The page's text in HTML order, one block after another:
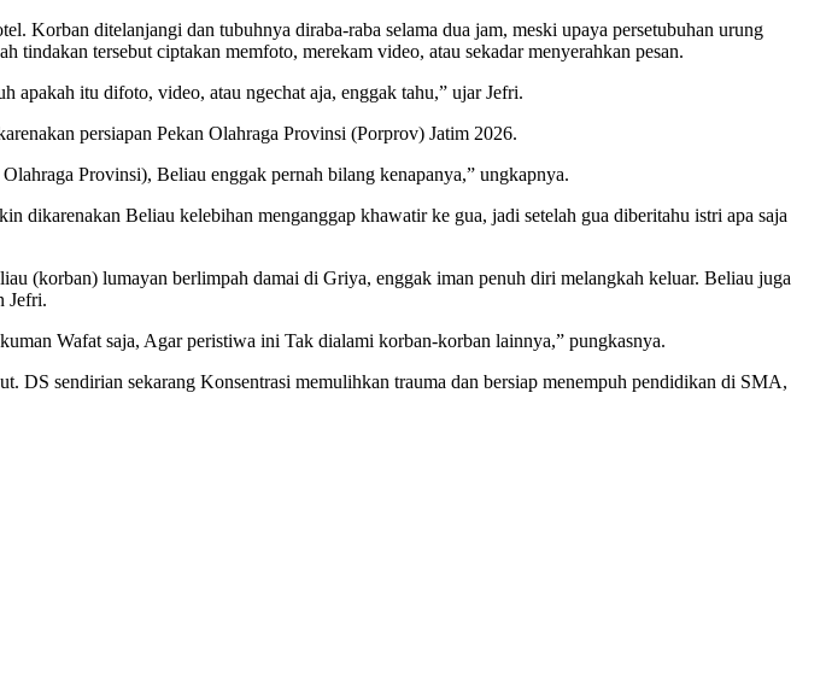
Korban ditelanjangi dan tubuhnya diraba-raba selama dua jam, meski upaya persetubuhan urung
tersebut ciptakan memfoto, merekam video, atau sekadar menyerahkan pesan.
apakah itu difoto, video, atau ngechat aja, enggak tahu,” ujar Jefri.
persiapan Pekan Olahraga Provinsi (Porprov) Jatim 2026.
Provinsi), Beliau enggak pernah bilang kenapanya,” ungkapnya.
dikarenakan Beliau kelebihan menganggap khawatir ke gua, jadi setelah gua diberitahu istri apa saja
(korban) lumayan berlimpah damai di Griya, enggak iman penuh diri melangkah keluar. Beliau juga
Jefri.
Wafat saja, Agar peristiwa ini Tak dialami korban-korban lainnya,” pungkasnya.
DS sendirian sekarang Konsentrasi memulihkan trauma dan bersiap menempuh pendidikan di SMA,